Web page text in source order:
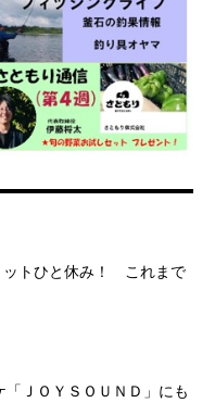
トひと休み！ これまで
ＪＯＹＳＯＵＮＤ」にも